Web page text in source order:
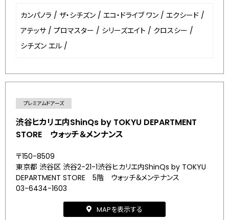
カンパノラ / ザ・シチズン / エコ・ドライブ ワン / エクシード /
アテッサ / プロマスター / シリーズエイト / クロスシー /
シチズン エル /
プレミアムドアーズ
渋谷ヒカリエ内ShinQs by TOKYU DEPARTMENT
STORE ウォッチ＆メンナンス
〒150-8509
東京都 渋谷区 渋谷2-21-1渋谷ヒカリエ内ShinQs by TOKYU
DEPARTMENT STORE 5階 ウォッチ＆メンテナンス
03-6434-1603
MAPを表示する